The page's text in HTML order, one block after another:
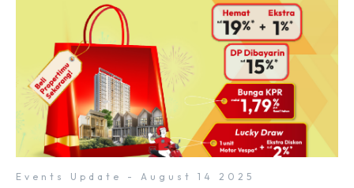
Events Update - August 14 2025